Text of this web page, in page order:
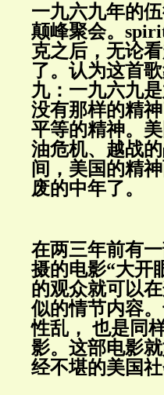
一九六九年的
颠峰聚会。
克之后，无论
了。认为这首
九：一九六九
没有那样的精
平等的精神。
油危机、越战
间，美国的精
废的中年了。
在两三年前有
摄的电影“大开
的观众就可以
似的情节内容
性乱， 也是同
影。这部电影
经不堪的美国社